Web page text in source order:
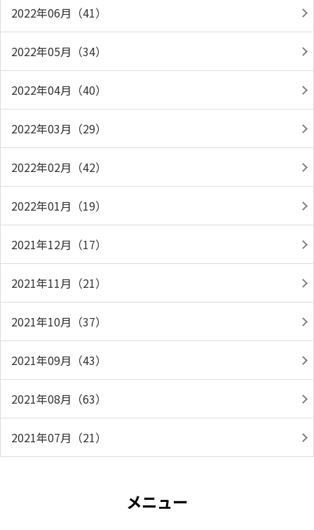
2022年06月（41）
2022年05月（34）
2022年04月（40）
2022年03月（29）
2022年02月（42）
2022年01月（19）
2021年12月（17）
2021年11月（21）
2021年10月（37）
2021年09月（43）
2021年08月（63）
2021年07月（21）
メニュー